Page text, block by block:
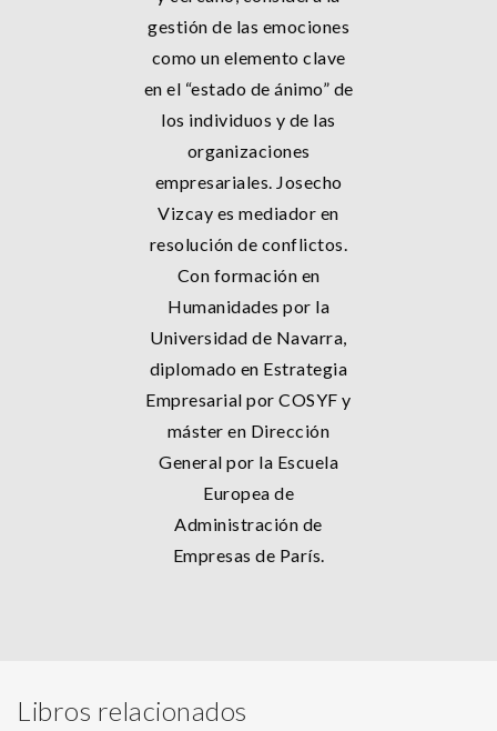
gestión de las emociones
como un elemento clave
en el “estado de ánimo” de
los individuos y de las
organizaciones
empresariales. Josecho
Vizcay es mediador en
resolución de conflictos.
Con formación en
Humanidades por la
Universidad de Navarra,
diplomado en Estrategia
Empresarial por COSYF y
máster en Dirección
General por la Escuela
Europea de
Administración de
Empresas de París.
Libros relacionados